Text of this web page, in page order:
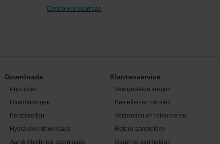
Controleer voorraad
Downloads
Prijslijsten
Handleidingen
Perstabellen
Hydrauliek downloads
Aandrijftechniek downloads
Klantenservice
Veelgestelde vragen
Bestellen en betalen
Verzenden en retourneren
Retour aanmelden
Garantie aanmelden